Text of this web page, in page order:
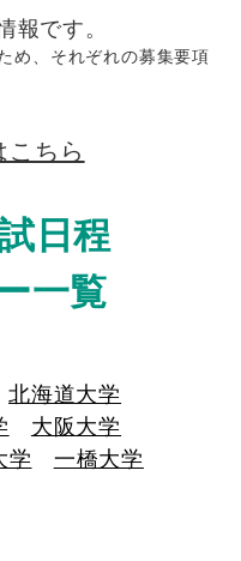
報です。
め、それぞれの募集要項
ちら
日程
一覧
北海道大学
大阪大学
学
一橋大学